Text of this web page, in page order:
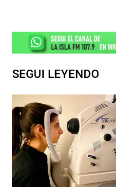
SEGUI LEYENDO